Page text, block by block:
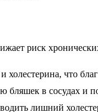
риск
холестерина, что
бляшек в сосудах
лишний